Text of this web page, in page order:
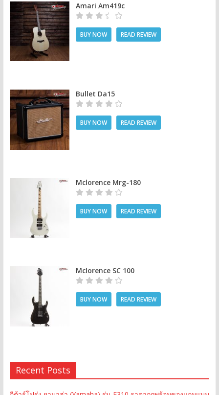
Amari Am419c
BUY NOW READ REVIEW
Bullet Da15
BUY NOW READ REVIEW
Mclorence Mrg-180
BUY NOW READ REVIEW
Mclorence SC 100
BUY NOW READ REVIEW
Recent Posts